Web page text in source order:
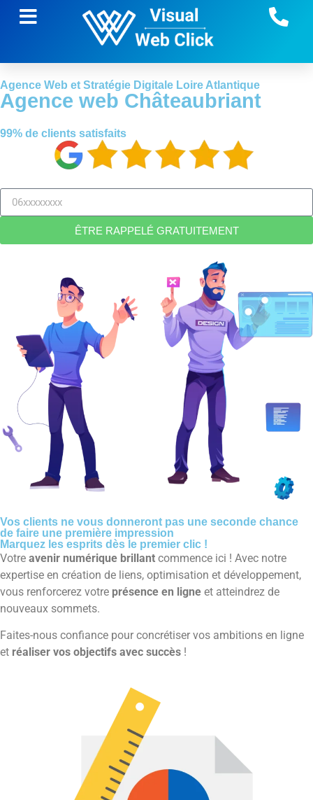
Agence Web et Stratégie Digitale Loire Atlantique
Agence web Châteaubriant
99% de clients satisfaits
ÊTRE RAPPELÉ GRATUITEMENT
Vos clients ne vous donneront pas une seconde chance
de faire une première impression
Marquez les esprits dès le premier clic !
Votre avenir numérique brillant commence ici ! Avec notre
expertise en création de liens, optimisation et développement,
vous renforcerez votre présence en ligne et atteindrez de
nouveaux sommets.
Faites-nous confiance pour concrétiser vos ambitions en ligne
et réaliser vos objectifs avec succès !